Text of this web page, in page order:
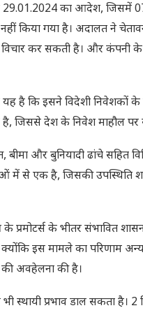
का आदेश, जिसमें
किया गया है। अदालत ने
विचार कर सकती है। और कंपनी
है कि इसने विदेशी निवेशकों के
है, जिससे देश के निवेश माहौल
और बुनियादी ढांचे सहित
से एक है, जिसकी उपस्थिति
प्रमोटर्स के भीतर संभावित
इस मामले का परिणाम
अवहेलना की है।
स्थायी प्रभाव डाल सकता है। 2